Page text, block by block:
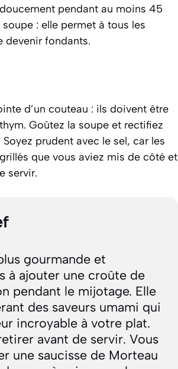
pendant au moins 45
: elle permet à tous les
devenir fondants.
d’un couteau : ils doivent être
Goûtez la soupe et rectifiez
prudent avec le sel, car les
que vous aviez mis de côté et
servir.
gourmande et
à ajouter une croûte de
pendant le mijotage. Elle
des saveurs umami qui
incroyable à votre plat.
avant de servir. Vous
une saucisse de Morteau